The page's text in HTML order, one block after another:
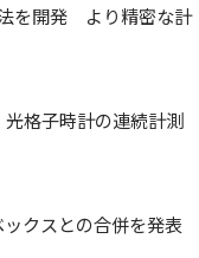
を開発 より精密な計
格子時計の連続計測
クスとの合併を発表